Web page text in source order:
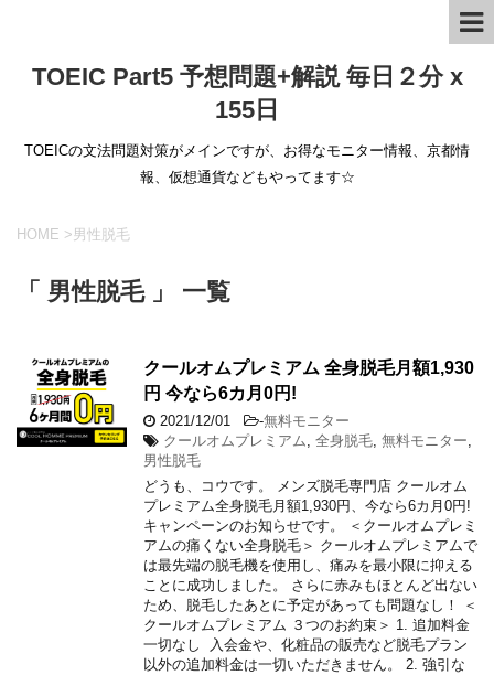
TOEIC Part5 予想問題+解説 毎日２分 x
155日
TOEICの文法問題対策がメインですが、お得なモニター情報、京都情
報、仮想通貨などもやってます☆
HOME >男性脱毛
「 男性脱毛 」 一覧
クールオムプレミアム 全身脱毛月額1,930
円 今なら6カ月0円!
2021/12/01 -無料モニター
クールオムプレミアム
全身脱毛 無料モニター
男性脱毛
どうも、コウです。 メンズ脱毛専門店 クールオム
プレミアム全身脱毛月額1,930円、今なら6カ月0円!
キャンペーンのお知らせです。 ＜クールオムプレミ
アムの痛くない全身脱毛＞ クールオムプレミアムで
は最先端の脱毛機を使用し、痛みを最小限に抑える
ことに成功しました。 さらに赤みもほとんど出ない
ため、脱毛したあとに予定があっても問題なし！ ＜
クールオムプレミアム ３つのお約束＞ 1. 追加料金
一切なし 入会金や、化粧品の販売など脱毛プラン
以外の追加料金は一切いただきません。 2. 強引な